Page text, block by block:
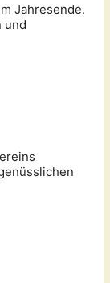
Jahresende.
und